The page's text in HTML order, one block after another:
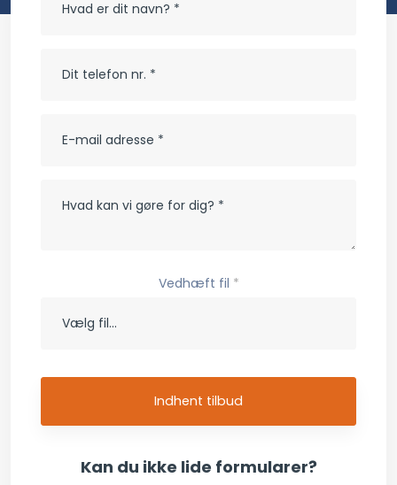
Vedhæft fil *
​Kan du ikke lide formularer?